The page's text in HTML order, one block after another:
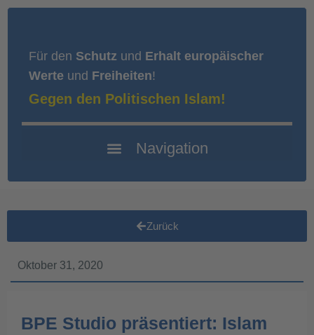
Für den Schutz und Erhalt europäischer
Werte und Freiheiten!
Gegen den Politischen Islam!
Zurück
Oktober 31, 2020
BPE Studio präsentiert: Islam